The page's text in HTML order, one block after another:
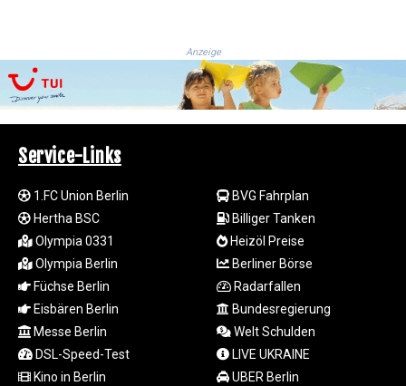
LKR 386.635196
LRD 208.057415
LSL 18.726567
MDL 20.044751
MGA
4918.938878
2427.596601
MNT 4159.0218
MOP 9.314584
MRU 46.338424
MUR 54.419742
Anzeige
Service-Links
1.FC Union Berlin
Hertha BSC
Olympia 0331
Olympia Berlin
Füchse Berlin
Eisbären Berlin
Messe Berlin
DSL-Speed-Test
Kino in Berlin
BVG Fahrplan
Billiger Tanken
Heizöl Preise
Berliner Börse
Radarfallen
Bundesregierung
Welt Schulden
LIVE UKRAINE
UBER Berlin